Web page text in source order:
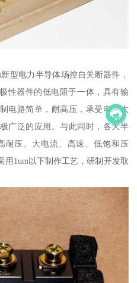
型电力半导体场控自关断器件，
性器件的低电阻于一体，具有输
电路简单，耐高压，承受电流大
广泛的应用。与此同时，各大半
耐压、大电流、高速、低饱和压
1um以下制作工艺，研制开发取